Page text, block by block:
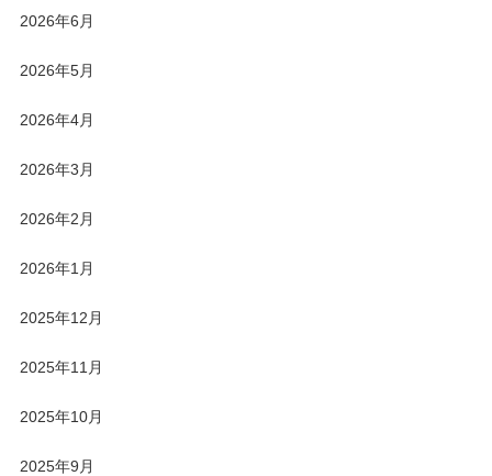
2026年6月
2026年5月
2026年4月
2026年3月
2026年2月
2026年1月
2025年12月
2025年11月
2025年10月
2025年9月